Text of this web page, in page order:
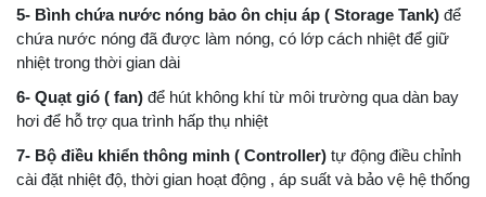
5- Bình chứa nước nóng bảo ôn chịu áp ( Storage Tank) để
chứa nước nóng đã được làm nóng, có lớp cách nhiệt để giữ
nhiệt trong thời gian dài
6- Quạt gió ( fan) để hút không khí từ môi trường qua dàn bay
hơi để hỗ trợ qua trình hấp thụ nhiệt
7- Bộ điều khiển thông minh ( Controller) tự động điều chỉnh
cài đặt nhiệt độ, thời gian hoạt động , áp suất và bảo vệ hệ thống